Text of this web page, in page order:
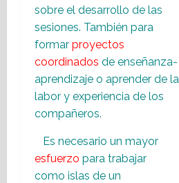
sobre el desarrollo de las
sesiones. También para
formar proyectos
coordinados de enseñanza-
aprendizaje o aprender de la
labor y experiencia de los
compañeros.
Es necesario un mayor
esfuerzo para trabajar
como islas de un